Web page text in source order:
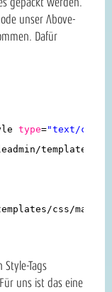
unser Above-
Dafür
type="text/css"
/templates/
css/main
Tags
uns ist das eine